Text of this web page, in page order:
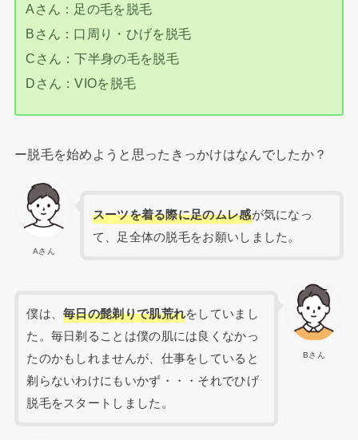
Aさん：足の毛を脱毛
Bさん：口周り・ひげを脱毛
Cさん：下半身の毛を脱毛
Dさん：VIOを脱毛
ー脱毛を始めようと思ったきっかけはなんでしたか？
Aさん
スーツを着る際に足のムレ感が気になっ
て、足全体の脱毛をお願いしました。
Bさん
僕は、毎日の髭剃りで肌荒れをしていまし
た。毎日剃ることは僕の肌には良くなかっ
たのかもしれませんが、仕事をしていると
剃らないわけにもいかず・・・それでひげ
脱毛をスタートしました。